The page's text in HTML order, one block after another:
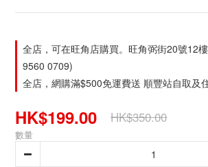
全店，可在旺角店購買。旺角弼街20號12
9560 0709)
全店，網購滿$500免運費送 順豐站自取及
HK$199.00 HK$350.00
數量